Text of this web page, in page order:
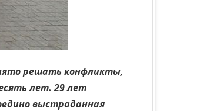
решать конфликты,
лет. 29 лет
выстраданная